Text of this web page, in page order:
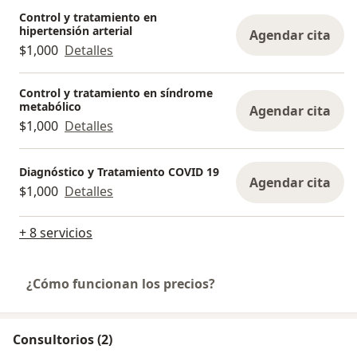
Control y tratamiento en
hipertensión arterial
$1,000 Detalles
Agendar cita
Control y tratamiento en síndrome
metabólico
$1,000 Detalles
Agendar cita
Diagnóstico y Tratamiento COVID 19
$1,000 Detalles Agendar cita
+ 8 servicios
¿Cómo funcionan los precios?
Consultorios (2)